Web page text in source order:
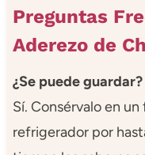
Preguntas
Aderezo de
¿Se puede guardar?
Sí. Consérvalo en
refrigerador por